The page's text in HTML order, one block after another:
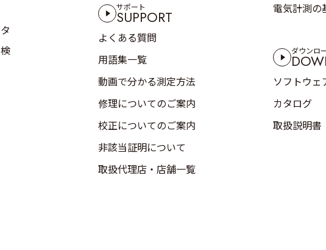
サポート
SUPPORT
よくある質問
用語集一覧
動画で分かる測定方法
修理についてのご案内
校正についてのご案内
非該当証明について
取扱代理店・店舗一覧
電気計測の
ダウンロ
ソフトウェ
カタログ
取扱説明書